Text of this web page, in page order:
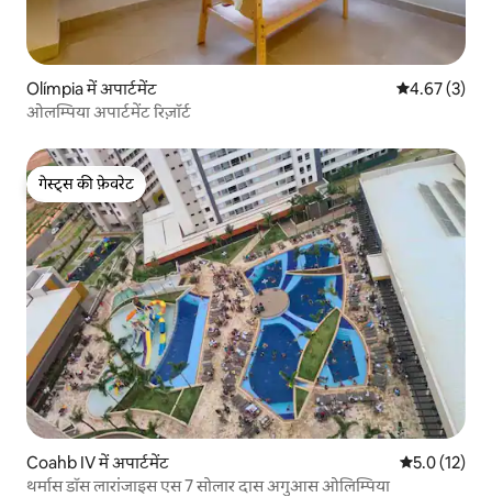
Olímpia में अपार्टमेंट औसत रेटिंग 5 में
4.67 (3)
ओलम्पिया अपार्टमेंट रिज़ॉर्ट
गेस्ट्स की फ़ेवरेट
गेस्ट्स की फ़ेवरेट
Coahb IV में अपार्टमेंट औसत रेटिंग 5
5.0 (12)
थर्मास डॉस लारांजाइस एस 7 सोलार दास अगुआस ओलिम्पिया